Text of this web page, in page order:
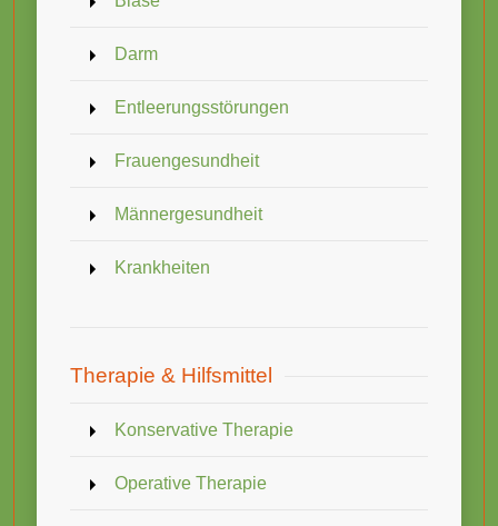
Darm
Entleerungsstörungen
Frauengesundheit
Männergesundheit
Krankheiten
Therapie & Hilfsmittel
Konservative Therapie
Operative Therapie